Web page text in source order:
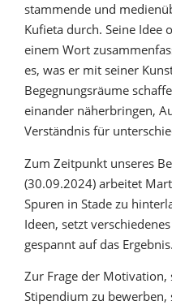
stammende und
Kufieta durch. Seine Idee
einem Wort
es, was er mit seiner
Begegnungsräume
einander näherbringen,
Verständnis für
Zum Zeitpunkt unseres
(30.09.2024) arbeitet
Spuren in Stade zu
Ideen, setzt
gespannt auf das Ergebnis.
Zur Frage der Motivation,
Stipendium zu